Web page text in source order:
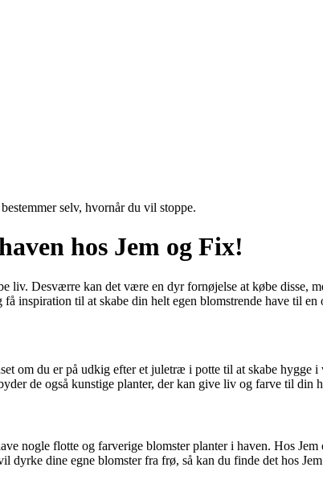
selv, hvornår du vil stoppe.
hos Jem og Fix!
liv. Desværre kan det være en dyr fornøjelse at købe disse,
inspiration til at skabe din helt egen blomstrende have til en
om du er på udkig efter et juletræ i potte til at skabe hygge
de også kunstige planter, der kan give liv og farve til din
nogle flotte og farverige blomster planter i haven. Hos
dyrke dine egne blomster fra frø, så kan du finde det hos